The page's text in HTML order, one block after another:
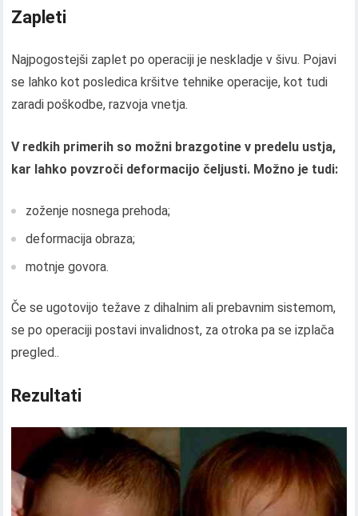
Zapleti
Najpogostejši zaplet po operaciji je neskladje v šivu. Pojavi
se lahko kot posledica kršitve tehnike operacije, kot tudi
zaradi poškodbe, razvoja vnetja.
V redkih primerih so možni brazgotine v predelu ustja,
kar lahko povzroči deformacijo čeljusti. Možno je tudi:
zoženje nosnega prehoda;
deformacija obraza;
motnje govora.
Če se ugotovijo težave z dihalnim ali prebavnim sistemom,
se po operaciji postavi invalidnost, za otroka pa se izplača
pregled..
Rezultati